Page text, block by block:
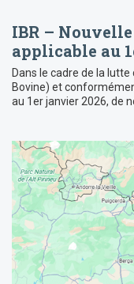
IBR –
applicable au
Dans le cadre de la
Bovine) et
au 1er janvier 2026, de